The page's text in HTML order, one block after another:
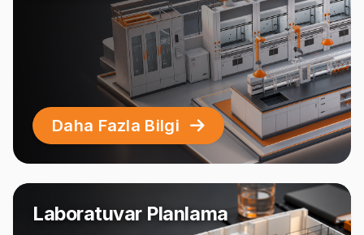
Daha Fazla Bilgi
Laboratuvar Planlama